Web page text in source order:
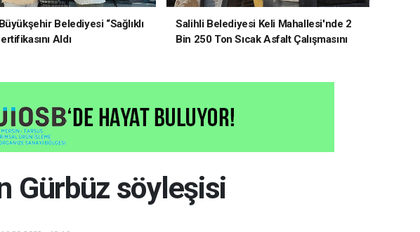
Belediyesi “Sağlıklı
Aldı
Salihli Belediyesi Keli Mahallesi'nde 2
Bin 250 Ton Sıcak Asfalt Çalışmasını
Gürbüz söyleşisi